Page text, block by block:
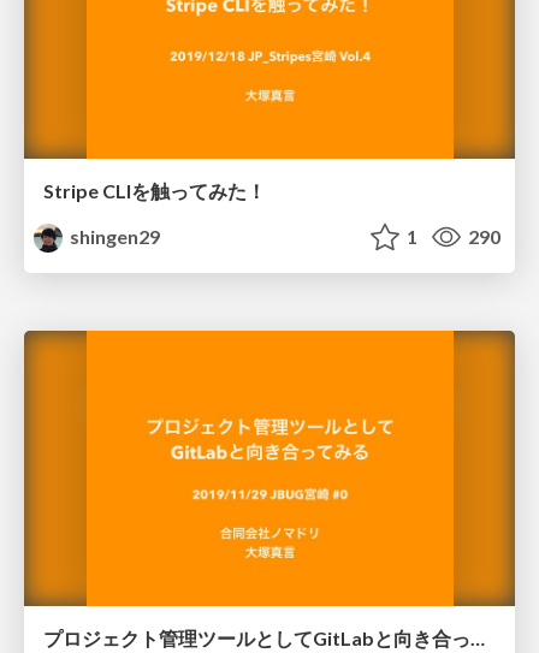
Stripe CLIを触ってみた！
shingen29
1 290
プロジェクト管理ツールとしてGitLabと向き合ってみる